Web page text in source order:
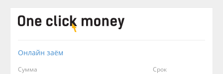
Онлайн заём
Сумма Срок